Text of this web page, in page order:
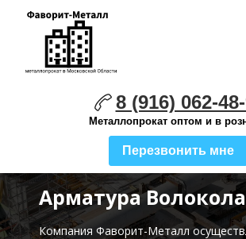
8 (916) 062-
Металлопрокат оптом и в
Перезвонить мне
Арматура
Компания Фаворит-Металл